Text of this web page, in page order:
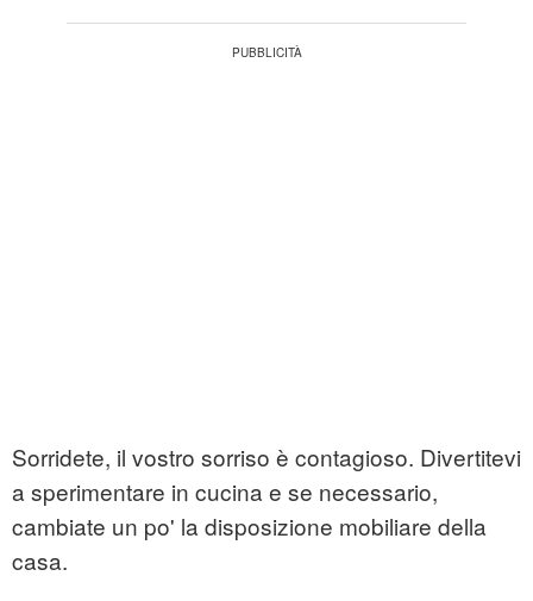
Sorridete, il vostro sorriso è contagioso. Divertitevi
a sperimentare in cucina e se necessario,
cambiate un po' la disposizione mobiliare della
casa.